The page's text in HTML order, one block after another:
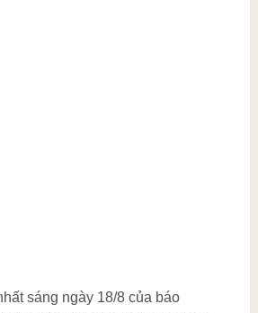
sáng ngày 18/8 của báo